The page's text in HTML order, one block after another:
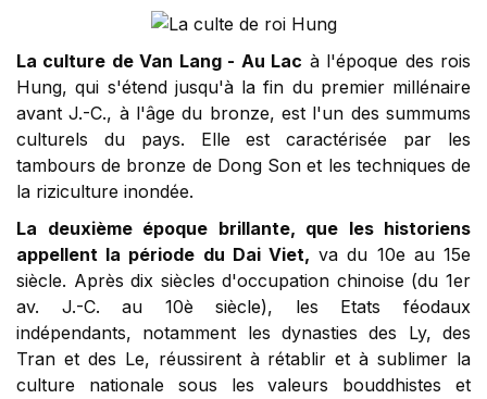
La culture de Van Lang - Au Lac à l'époque des rois
Hung, qui s'étend jusqu'à la fin du premier millénaire
avant J.-C., à l'âge du bronze, est l'un des summums
culturels du pays. Elle est caractérisée par les
tambours de bronze de Dong Son et les techniques de
la riziculture inondée.
La deuxième époque brillante, que les historiens
appellent la période du Dai Viet, va du 10e au 15e
siècle. Après dix siècles d'occupation chinoise (du 1er
av. J.-C. au 10è siècle), les Etats féodaux
indépendants, notamment les dynasties des Ly, des
Tran et des Le, réussirent à rétablir et à sublimer la
culture nationale sous les valeurs bouddhistes et